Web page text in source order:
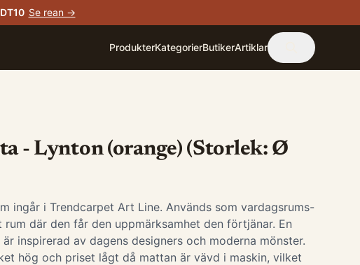
Se rean →
ProdukterKategorierButikerArtiklar
- Lynton (orange) (Storlek: Ø
ingår i Trendcarpet Art Line. Används som vardagsrums-
rum där den får den uppmärksamhet den förtjänar. En
inspirerad av dagens designers och moderna mönster.
hög och priset lågt då mattan är vävd i maskin, vilket